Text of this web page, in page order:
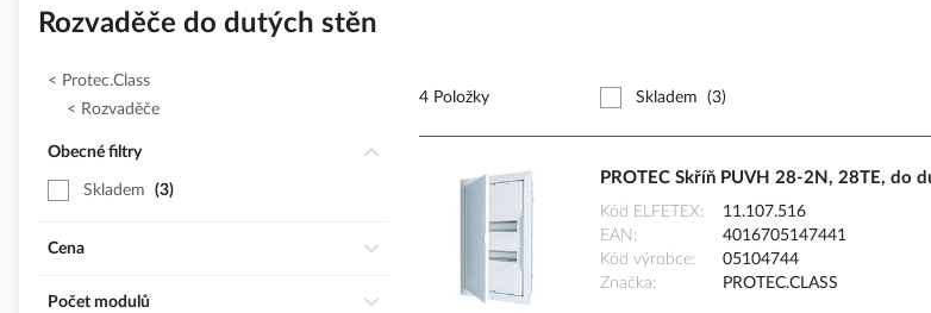
Rozvaděče do dutých stěn
4 Položky Skladem (3)
PROTEC Skříň PUVH 28-2N, 28TE, do
Kód ELFETEX
11.107.516
EAN
4016705147441
Kód výrobce
05104744
Značka
PROTEC.CLASS
Protec.Class
Rozvaděče
Obecné filtry
Skladem 3
Cena
Počet modulů